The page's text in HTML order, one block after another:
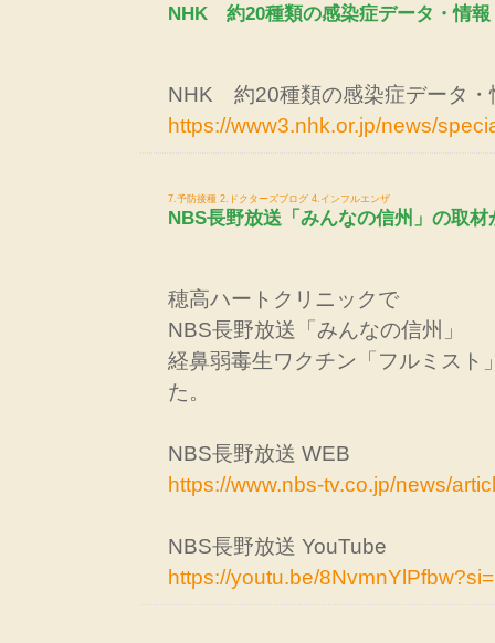
NHK 約20種類の感染症データ・情報
NHK 約20種類の感染症データ・
https://www3.nhk.or.jp/news/
7.予防接種 2.ドクターズブログ 4.インフルエンザ
NBS長野放送「みんなの信州」の取
穂高ハートクリニックで
NBS長野放送「みんなの信州」
経鼻弱毒生ワクチン「フルミスト
た。
NBS長野放送 WEB
https://www.nbs-tv.co.jp/news/
NBS長野放送 YouTube
https://youtu.be/